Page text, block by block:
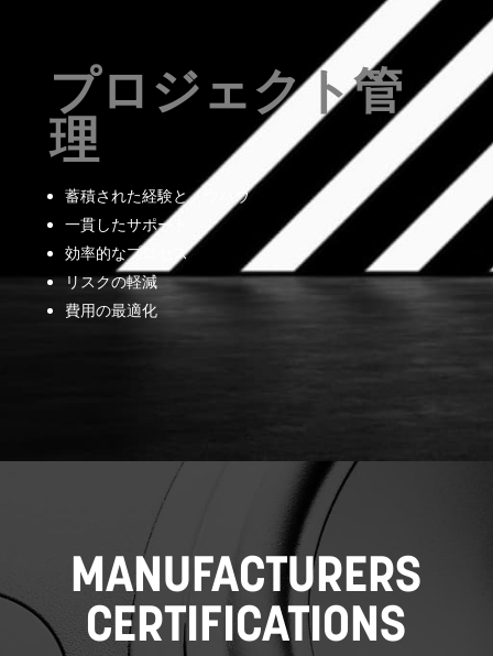
プロジェクト管
理
蓄積された経験とノウハウ
一貫したサポート
効率的なプロセス
リスクの軽減
費用の最適化
MANUFACTURERS
CERTIFICATIONS